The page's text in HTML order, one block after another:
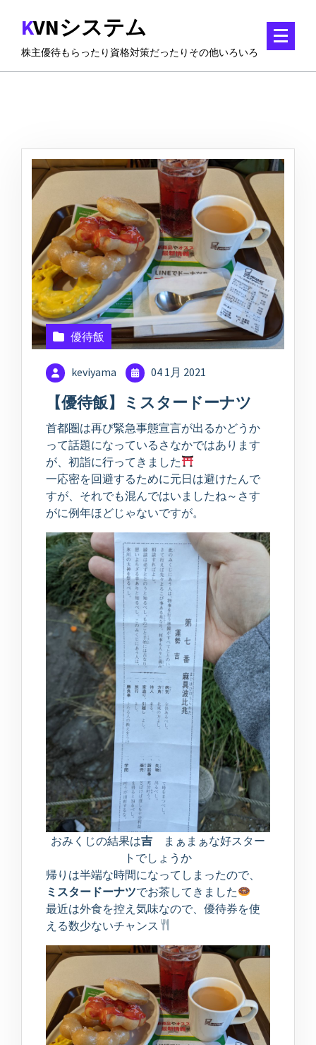
ツ
KVNシステム
株主優待もらったり資格対策だったりその他いろいろ
優待飯
keviyama 04 1月 2021
【優待飯】ミスタードーナツ
首都圏は再び緊急事態宣言が出るかどうか
って話題になっているさなかではあります
が、初詣に行ってきました
一応密を回避するために元日は避けたんで
すが、それでも混んではいましたね～さす
がに例年ほどじゃないですが。
おみくじの結果は吉 まぁまぁな好スター
トでしょうか
帰りは半端な時間になってしまったので、
ミスタードーナツでお茶してきました
最近は外食を控え気味なので、優待券を使
える数少ないチャンス